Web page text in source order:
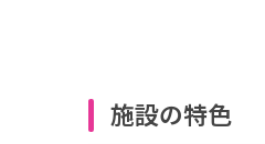
施設の特色